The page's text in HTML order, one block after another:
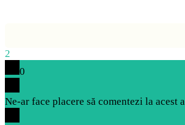
2
0
Ne-ar face placere să comentezi la acest